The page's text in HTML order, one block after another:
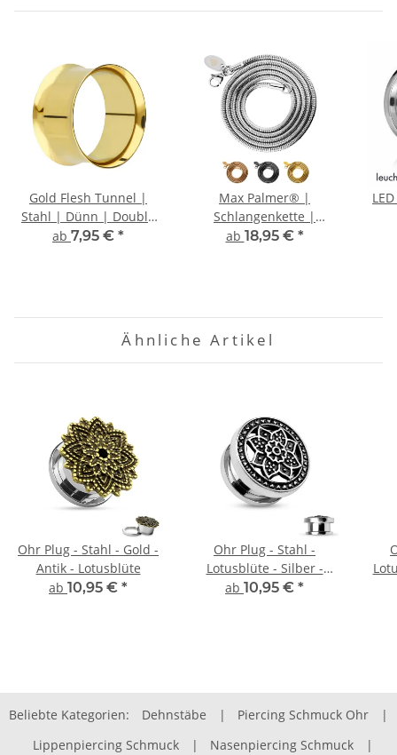
Gold Flesh Tunnel |
Stahl | Dünn | Double
Flared
ab 7,95 € *
Max Palmer® |
Schlangenkette |
Edelstahl Halskette
ab 18,95 € *
Ähnliche Artikel
Ohr Plug - Stahl - Gold -
Antik - Lotusblüte
ab 10,95 € *
Ohr Plug - Stahl -
Lotusblüte - Silber -
Antik
ab 10,95 € *
Beliebte Kategorien: Dehnstäbe | Piercing Schmuck Ohr
|
Lippenpiercing Schmuck
| Nasenpiercing Schmuck
|